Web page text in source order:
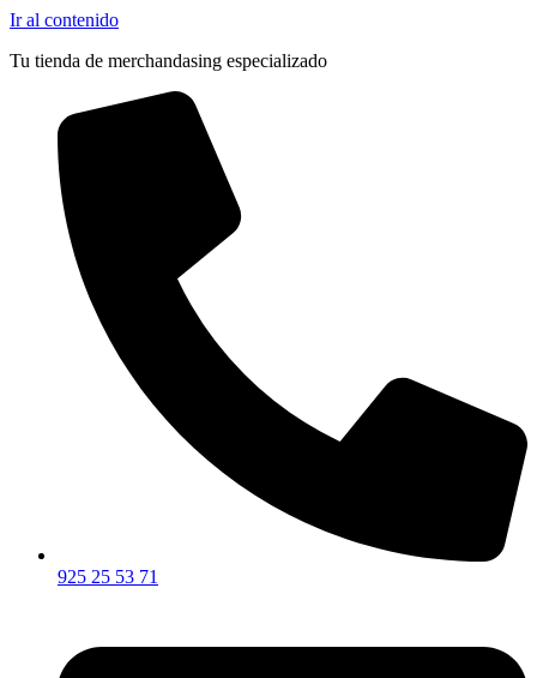
Ir al contenido
Tu tienda de merchandasing especializado
925 25 53 71